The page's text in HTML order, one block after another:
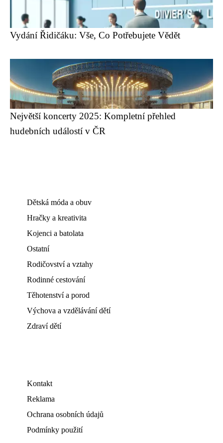
Vydání Řidičáku: Vše, Co Potřebujete Vědět
Největší koncerty 2025: Kompletní přehled
hudebních událostí v ČR
Dětská móda a obuv
Hračky a kreativita
Kojenci a batolata
Ostatní
Rodičovství a vztahy
Rodinné cestování
Těhotenství a porod
Výchova a vzdělávání dětí
Zdraví dětí
Kontakt
Reklama
Ochrana osobních údajů
Podmínky použití